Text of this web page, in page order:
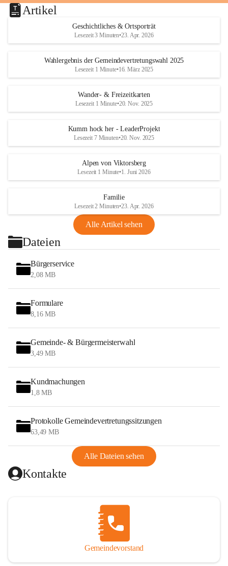
Artikel
Geschichtliches & Ortsporträt
Lesezeit 3 Minuten•23. Apr. 2026
Wahlergebnis der Gemeindevertretungswahl 2025
Lesezeit 1 Minute•16. März 2025
Wander- & Freizeitkarten
Lesezeit 1 Minute•20. Nov. 2025
Kumm hock her - LeaderProjekt
Lesezeit 7 Minuten•20. Nov. 2025
Alpen von Viktorsberg
Lesezeit 1 Minute•1. Juni 2026
Familie
Lesezeit 2 Minuten•23. Apr. 2026
Alle Artikel sehen
Dateien
Bürgerservice
2,08 MB
Formulare
8,16 MB
Gemeinde- & Bürgermeisterwahl
3,49 MB
Kundmachungen
1,8 MB
Protokolle Gemeindevertretungssitzungen
63,49 MB
Alle Dateien sehen
Kontakte
Gemeindevorstand